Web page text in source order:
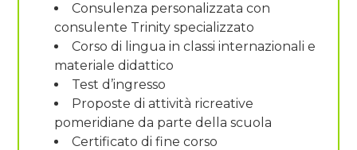
Consulenza personalizzata con
consulente Trinity specializzato
Corso di lingua in classi internazionali e
materiale didattico
Test d’ingresso
Proposte di attività ricreative
pomeridiane da parte della scuola
Certificato di fine corso